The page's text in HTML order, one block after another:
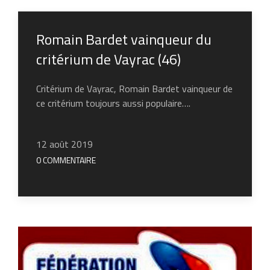
Romain Bardet vainqueur du
critérium de Vayrac (46)
Critérium de Vayrac, Romain Bardet vainqueur de
ce critérium toujours aussi populaire….
12 août 2019
0 COMMENTAIRE